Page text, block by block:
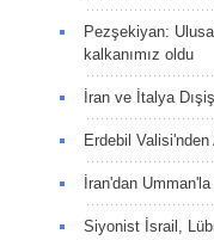
Pezşekiyan:
kalkanımız oldu
İran ve İtalya
Erdebil
İran'dan
Siyonist İsrail,